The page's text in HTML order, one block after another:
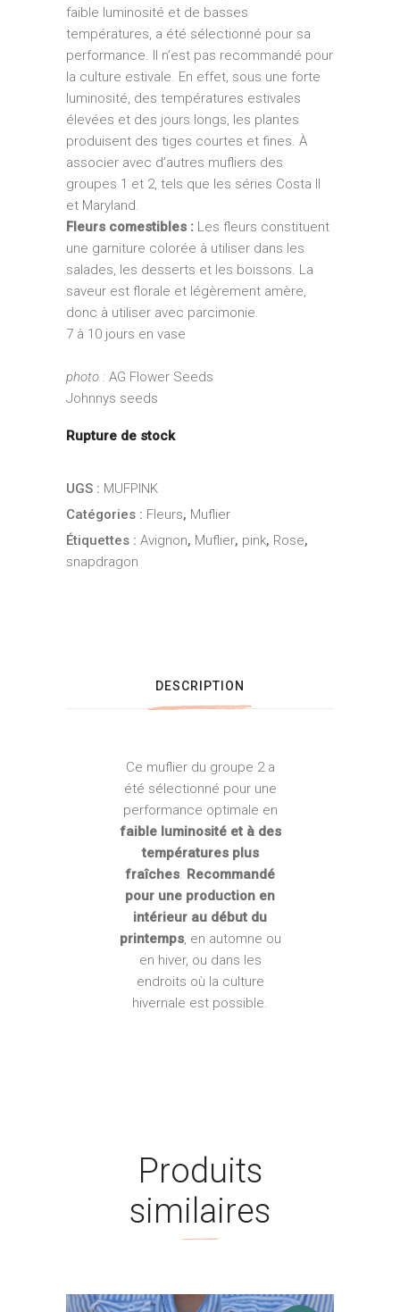
faible luminosité et de basses
températures, a été sélectionné pour sa
performance. Il n’est pas recommandé pour
la culture estivale. En effet, sous une forte
luminosité, des températures estivales
élevées et des jours longs, les plantes
produisent des tiges courtes et fines. À
associer avec d’autres mufliers des
groupes 1 et 2, tels que les séries Costa II
et Maryland.
Fleurs comestibles : Les fleurs constituent
une garniture colorée à utiliser dans les
salades, les desserts et les boissons. La
saveur est florale et légèrement amère,
donc à utiliser avec parcimonie.
7 à 10 jours en vase
photo : AG Flower Seeds
Johnnys seeds
Rupture de stock
UGS : MUFPINK
Catégories : Fleurs, Muflier
Étiquettes : Avignon, Muflier, pink, Rose,
snapdragon
DESCRIPTION
Ce muflier du groupe 2 a
été sélectionné pour une
performance optimale en
faible luminosité et à des
températures plus
fraîches. Recommandé
pour une production en
intérieur au début du
printemps, en automne ou
en hiver, ou dans les
endroits où la culture
hivernale est possible.
Produits
similaires